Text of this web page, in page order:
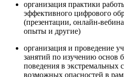
организация практики
эффективного цифрового
(презентации, онлайн-
опыты и другие)
организация и проведение
занятий по изучению основ
поведения в экстремальных
возможных опасностей в